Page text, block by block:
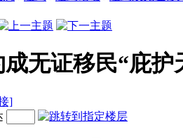
无证移民“庇护
]